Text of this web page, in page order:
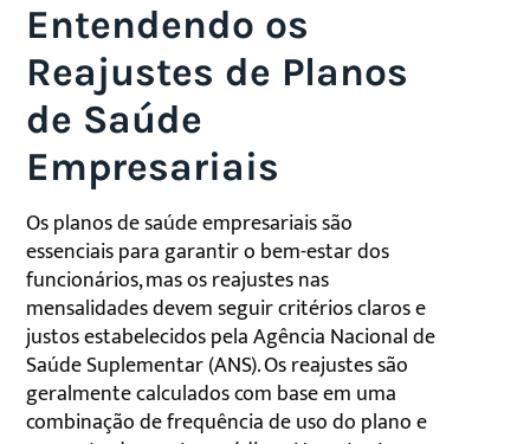
Entendendo os
Reajustes de Planos
de Saúde
Empresariais
Os planos de saúde empresariais são
essenciais para garantir o bem-estar dos
funcionários, mas os reajustes nas
mensalidades devem seguir critérios claros e
justos estabelecidos pela Agência Nacional de
Saúde Suplementar (ANS). Os reajustes são
geralmente calculados com base em uma
combinação de frequência de uso do plano e